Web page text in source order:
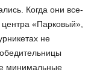
Когда они все-
центра «Парковый»,
не
минимальные